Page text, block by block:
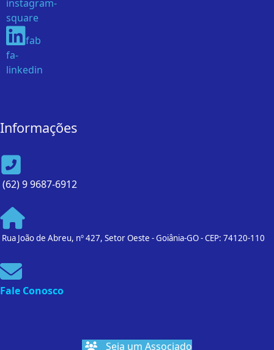
instagram-
square
fab
fa-
linkedin
Informações
(62) 9 9687-6912
Rua João de Abreu, nº 427, Setor Oeste - Goiânia-GO - CEP: 74120-110
Fale Conosco
Seja um Associado